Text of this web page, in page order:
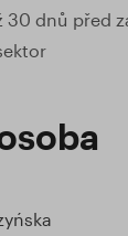
30 dnů před